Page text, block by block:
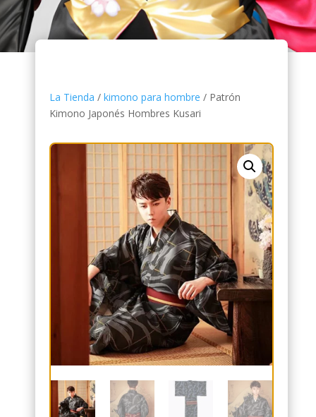
La Tienda / kimono para hombre / Patrón
Kimono Japonés Hombres Kusari